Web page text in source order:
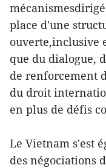
place d'une
ouverte,inclusive
que du dialogue,
de renforcement
du droit
en plus de défis
Le Vietnam s'est
des négociations